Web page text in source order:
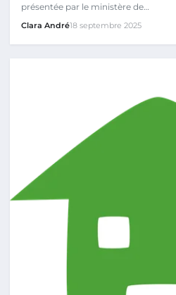
présentée par le ministère de…
Clara André18 septembre 2025